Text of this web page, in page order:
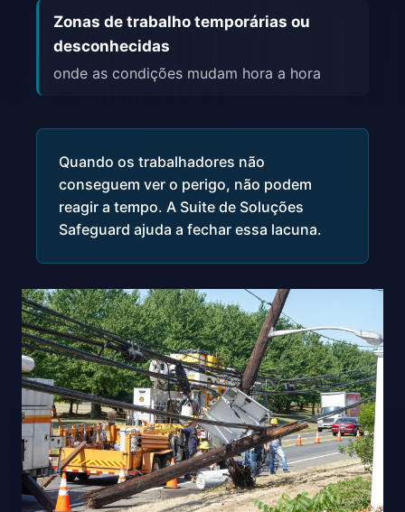
Zonas de trabalho temporárias ou
desconhecidas
onde as condições mudam hora a hora
Quando os trabalhadores não
conseguem ver o perigo, não podem
reagir a tempo. A Suite de Soluções
Safeguard ajuda a fechar essa lacuna.